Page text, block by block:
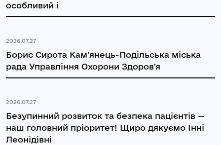
особливий і
2026.07.27
Борис Сирота Кам’янець-Подільська міська
рада Управління Охорони Здоров'я
2026.07.27
Безупинний розвиток та безпека пацієнтів —
наш головний пріоритет! Щиро дякуємо Інні
Леонідівні